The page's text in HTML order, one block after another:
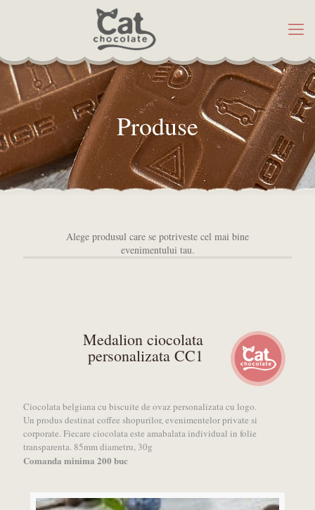
Produse
Alege produsul care se potriveste cel mai bine
evenimentului tau.
Medalion ciocolata
personalizata CC1
Ciocolata belgiana cu biscuite de ovaz personalizata cu logo.
Un produs destinat coffee shopurilor, evenimentelor private si
corporate. Fiecare ciocolata este amabalata individual in folie
transparenta. 85mm diametru, 30g
Comanda minima 200 buc